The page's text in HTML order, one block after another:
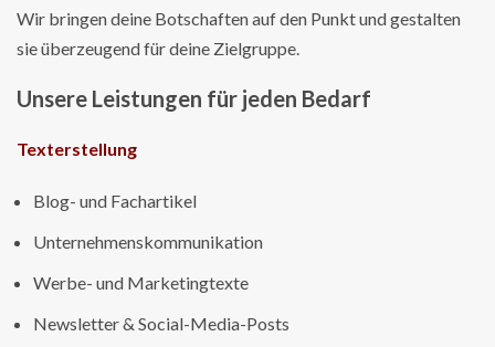
Wir bringen deine Botschaften auf den Punkt und gestalten
sie überzeugend für deine Zielgruppe.
Unsere Leistungen für jeden Bedarf
Texterstellung
Blog- und Fachartikel
Unternehmenskommunikation
Werbe- und Marketingtexte
Newsletter & Social-Media-Posts